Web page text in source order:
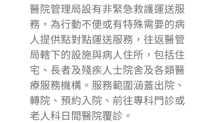
醫院管理局設有非緊急救護運送服
務，為行動不便或有特殊需要的病
人提供點對點運送服務，往返醫管
局轄下的設施與病人住所，包括住
宅、長者及殘疾人士院舍及各類醫
療服務機構。服務範圍涵蓋出院、
轉院、預約入院、前往專科門診或
老人科日間醫院覆診。